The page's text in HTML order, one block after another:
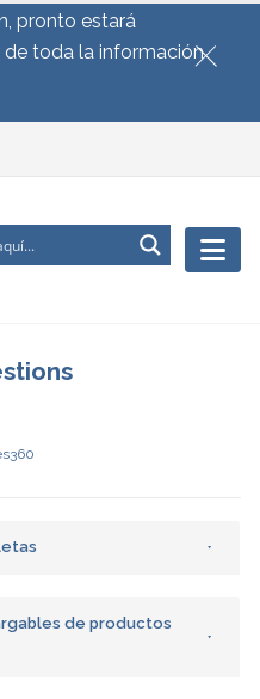
pronto estará
toda la información
de productos